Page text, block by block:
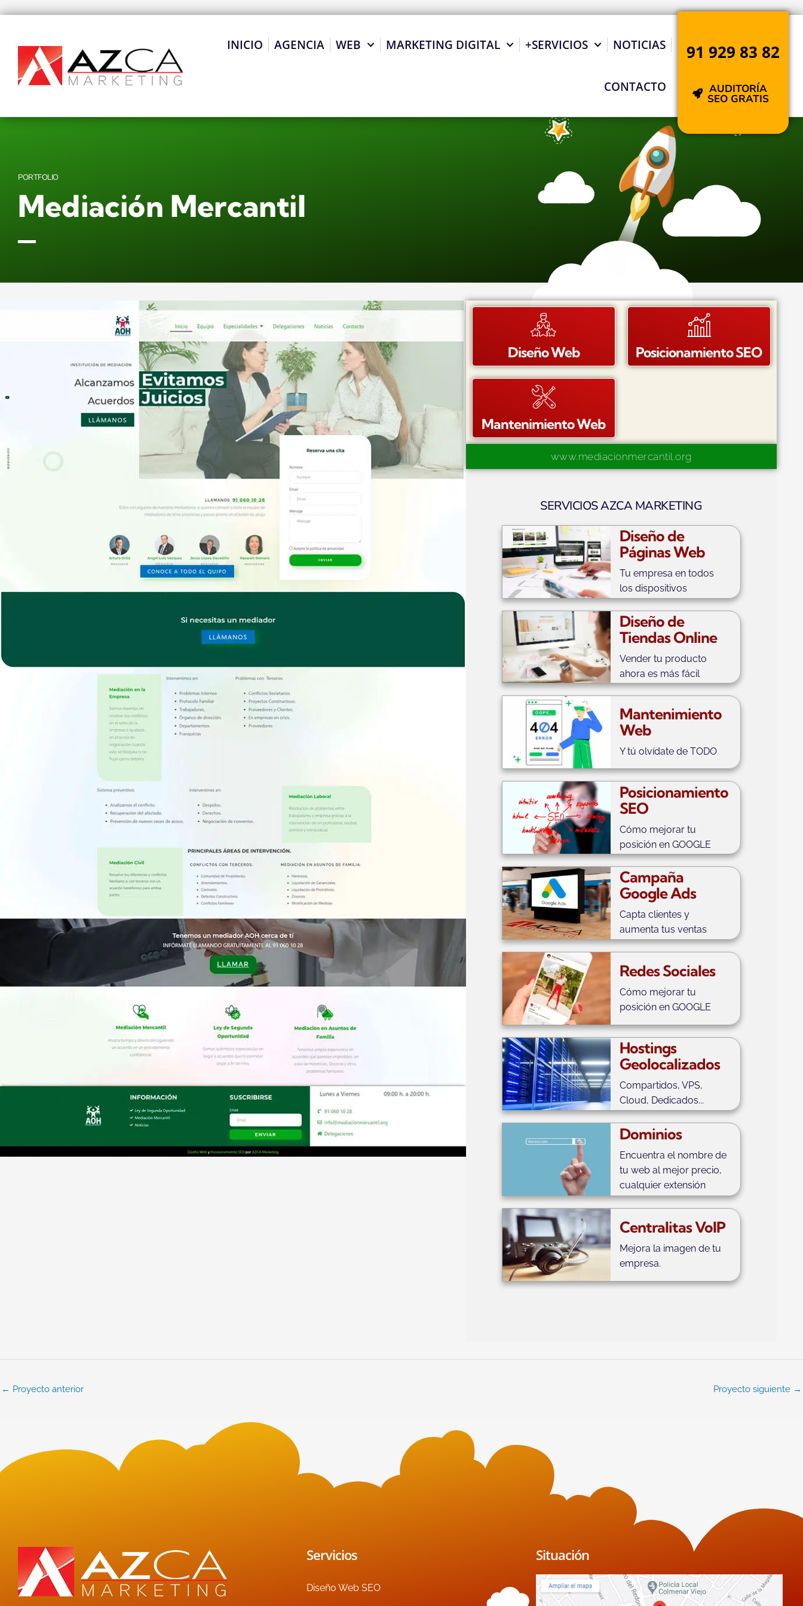
INICIO AGENCIA WEB MARKETING DIGITAL +SERVICIOS NOTICIAS
CONTACTO
91 929 83 82
AUDITORÍA
SEO GRATIS
PORTFOLIO
Mediación Mercantil
Diseño Web
Mantenimiento Web
Posicionamiento SEO
www.mediacionmercantil.org
SERVICIOS AZCA MARKETING
Diseño de
Páginas Web
Tu empresa en todos
los dispositivos
Diseño de
Tiendas Online
Vender tu producto
ahora es más fácil
Mantenimiento
Web
Y tú olvídate de TODO
Posicionamiento
SEO
Cómo mejorar tu
posición en GOOGLE
Campaña
Google Ads
Capta clientes y
aumenta tus ventas
Redes Sociales
Cómo mejorar tu
posición en GOOGLE
Hostings
Geolocalizados
Compartidos, VPS,
Cloud, Dedicados...
Dominios
Encuentra el nombre de
tu web al mejor precio,
cualquier extensión
Centralitas VoIP
Mejora la imagen de tu
empresa.
← Proyecto anterior Proyecto siguiente →
Servicios
Diseño Web SEO
Situación